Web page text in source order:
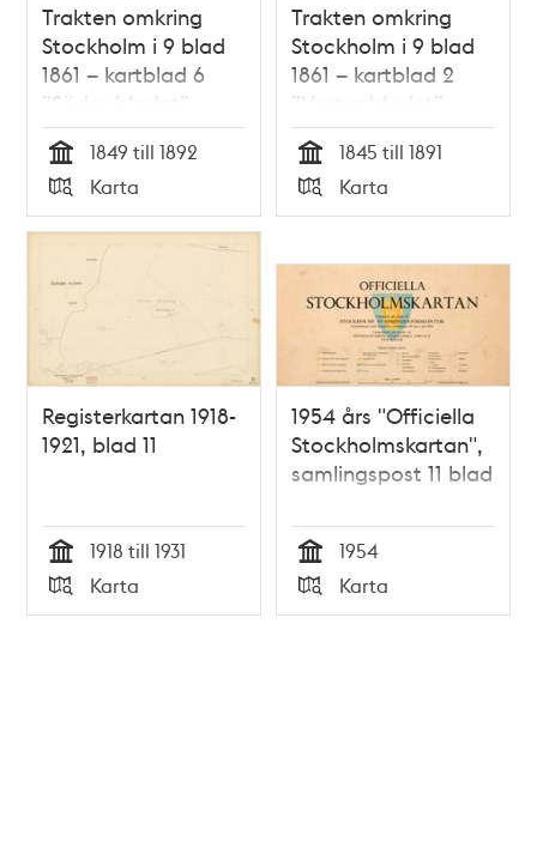
Trakten omkring
Stockholm i 9 blad
1861 – kartblad 6
”Södra bladet”,
översett 1892
Tid
1849 till 1892
Typ
Karta
Trakten omkring
Stockholm i 9 blad
1861 – kartblad 2
”Vestra bladet”,
översett 1891
Tid
1845 till 1891
Typ
Karta
Registerkartan 1918-
1921, blad 11
Tid
1918 till 1931
Typ
Karta
1954 års "Officiella
Stockholmskartan",
samlingspost 11 blad
Tid
1954
Typ
Karta